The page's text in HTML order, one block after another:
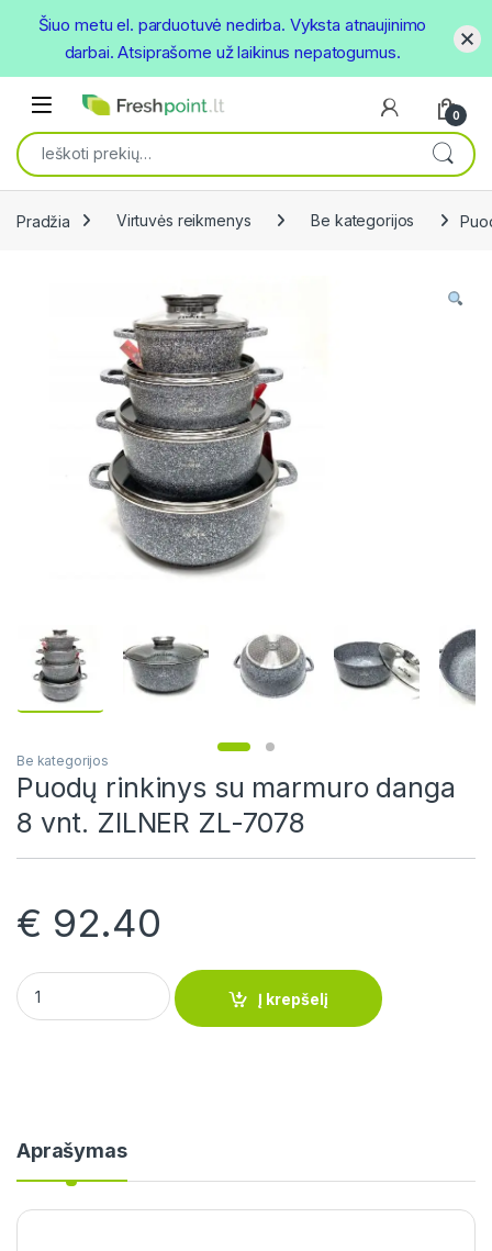
Open
0
Ieškoti:
Pradžia Virtuvės reikmenys Be kategorijos
Be kategorijos
Puodų rinkinys su marmuro danga
8 vnt. ZILNER ZL-7078
€ 92.40
Puodų rinkinys su marmuro danga 8 vnt. ZILNER ZL-7078
Į krepšelį
Aprašymas
Šiuo metu el. parduotuvė nedirba. Vyksta atnaujinimo
darbai. Atsiprašome už laikinus nepatogumus.